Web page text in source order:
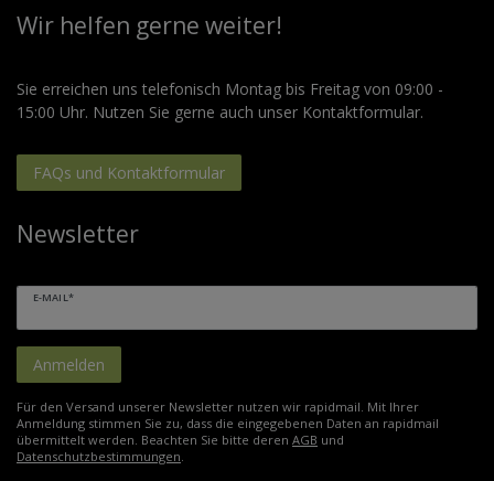
Wir helfen gerne weiter!
Sie erreichen uns telefonisch Montag bis Freitag von 09:00 -
15:00 Uhr. Nutzen Sie gerne auch unser Kontaktformular.
FAQs und Kontaktformular
Newsletter
E-MAIL*
Anmelden
Für den Versand unserer Newsletter nutzen wir rapidmail. Mit Ihrer
Anmeldung stimmen Sie zu, dass die eingegebenen Daten an rapidmail
übermittelt werden. Beachten Sie bitte deren AGB und
Datenschutzbestimmungen.